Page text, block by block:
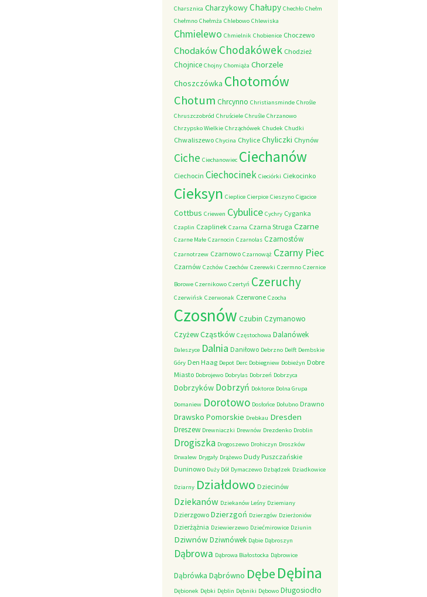
Charsznica CharzykowyChałupy Chechło Chełm
Chełmno Chełmża Chlebowo Chlewiska
Chmielewo Chmielnik Chobienice Choczewo
ChodakówChodakówek Chodzież
Chojnice Chojny Chomiąża Chorzele
Choszczówka Chotomów
Chotum Chrcynno Christiansminde Chrośle
Chruszczobród Chruściele Chruśle Chrzanowo
Chrzypsko Wielkie Chrząchówek Chudek Chudki
Chwaliszewo Chycina Chylice Chyliczki Chynów
Ciche Ciechanowiec Ciechanów
Ciechocin Ciechocinek Cieciórki Ciekocinko
Cieksyn Cieplice Cierpice Cieszyno Cigacice
Cottbus Criewen Cybulice Cychry Cyganka
Czaplin Czaplinek Czarna Czarna Struga Czarne
Czarne Małe Czarnocin Czarnolas Czarnostów
Czarnotrzew Czarnowo Czarnowąż Czarny Piec
Czarnów Czchów Czechów Czerewki Czermno Czernice
Borowe Czernikowo Czertyń Czeruchy
Czerwińsk Czerwonak Czerwone Czocha
Czosnów Czubin Czymanowo
CzyżewCząstków Częstochowa Dalanówek
Daleszyce Dalnia Daniłowo Debrzno Delft Dembskie
Góry Den Haag Depot Derc Dobiegniew Dobieżyn Dobre
Miasto Dobrojewo Dobrylas Dobrzeń Dobrzyca
Dobrzyków Dobrzyń Doktorce Dolna Grupa
Domaniew Dorotowo Dosłońce Dołubno Drawno
Drawsko Pomorskie Drebkau Dresden
Dreszew Drewniaczki Drewnów Drezdenko Droblin
Drogiszka Drogoszewo Drohiczyn Droszków
Drwalew Drygały Drążewo Dudy Puszczańskie
Duninowo Duży Dół Dymaczewo Dzbądzek Dziadkowice
Dziarny Działdowo Dziecinów
Dziekanów Dziekanów Leśny Dziemiany
Dzierzgowo Dzierzgoń Dzierzgów Dzierżoniów
Dzierżążnia Dziewierzewo Dziećmirowice Dziunin
DziwnówDziwnówek Dąbie Dąbroszyn
Dąbrowa Dąbrowa Białostocka Dąbrowice
Dąbrówka Dąbrówno Dębe Dębina
Dębionek Dębki Dęblin Dębniki Dębowo Długosiodło